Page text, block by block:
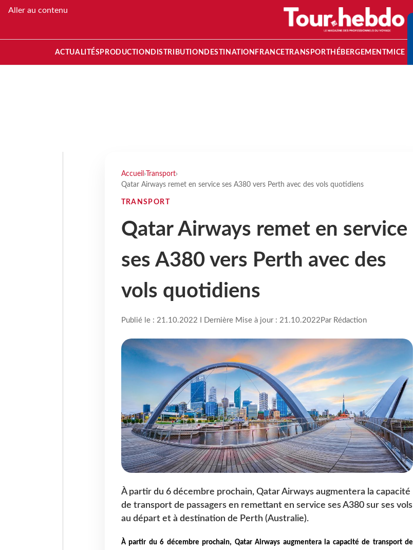
Aller au contenu
ACTUALITÉS PRODUCTION DISTRIBUTION DESTINATION FRANCETRANSPORT HÉBERGEMENTMICE
Accueil › Transport›
Qatar Airways remet en service ses A380 vers Perth avec des vols quotidiens
TRANSPORT
Qatar Airways remet en service
ses A380 vers Perth avec des
vols quotidiens
Publié le : 21.10.2022 I Dernière Mise à jour : 21.10.2022 Par Rédaction
À partir du 6 décembre prochain, Qatar Airways augmentera la capacité
de transport de passagers en remettant en service ses A380 sur ses vols
au départ et à destination de Perth (Australie).
À partir du 6 décembre prochain, Qatar Airways augmentera la capacité de transport de